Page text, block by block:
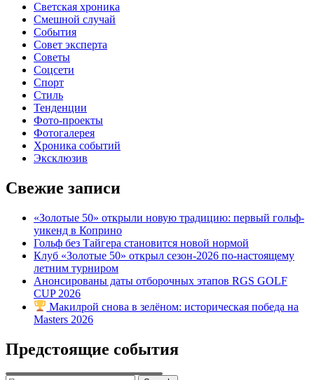
Светская хроника
Смешной случай
События
Совет эксперта
Советы
Соцсети
Спорт
Стиль
Тенденции
Фото-проекты
Фотогалерея
Хроника событий
Эксклюзив
Свежие записи
«Золотые 50» открыли новую традицию: первый гольф-
уикенд в Коприно
Гольф без Тайгера становится новой нормой
Клуб «Золотые 50» открыл сезон-2026 по-настоящему
летним турниром
Анонсированы даты отборочных этапов RGS GOLF
CUP 2026
Макилрой снова в зелёном: историческая победа на
Masters 2026
Предстоящие события